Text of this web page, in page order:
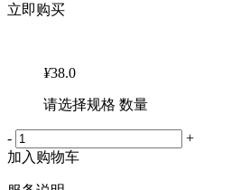
立即购买
¥38.0
请选择规格 数量
-
+
加入购物车